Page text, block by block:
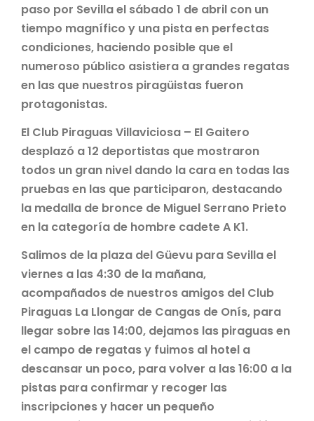
paso por Sevilla el sábado 1 de abril con un
tiempo magnífico y una pista en perfectas
condiciones, haciendo posible que el
numeroso público asistiera a grandes regatas
en las que nuestros piragüistas fueron
protagonistas.
El Club Piraguas Villaviciosa – El Gaitero
desplazó a 12 deportistas que mostraron
todos un gran nivel dando la cara en todas las
pruebas en las que participaron, destacando
la medalla de bronce de Miguel Serrano Prieto
en la categoría de hombre cadete A K1.
Salimos de la plaza del Güevu para Sevilla el
viernes a las 4:30 de la mañana,
acompañados de nuestros amigos del Club
Piraguas La Llongar de Cangas de Onís, para
llegar sobre las 14:00, dejamos las piraguas en
el campo de regatas y fuimos al hotel a
descansar un poco, para volver a las 16:00 a la
pistas para confirmar y recoger las
inscripciones y hacer un pequeño